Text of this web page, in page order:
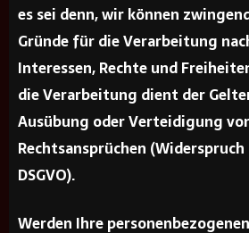
es sei denn, wir können
Gründe für die Verarbeitung
Interessen, Rechte und
die Verarbeitung dient der
Ausübung oder Verteidigung
Rechtsansprüchen (Widerspruch
DSGVO).
Werden Ihre